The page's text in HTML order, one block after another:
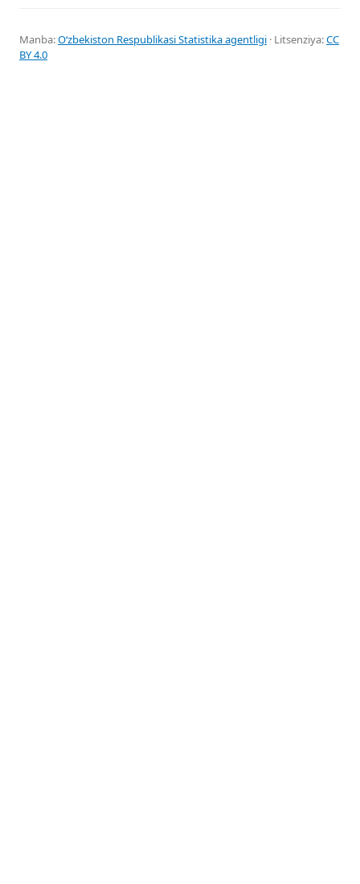
Manba:Oʻzbekiston Respublikasi Statistika agentligi · Litsenziya:CC
BY 4.0